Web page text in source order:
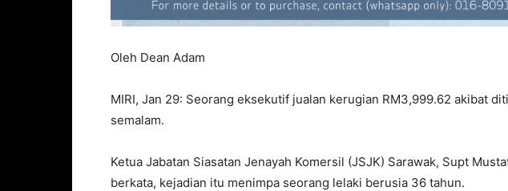
Oleh Dean Adam
MIRI, Jan 29: Seorang eksekutif jualan kerugian RM3,999.62 akibat
semalam.
Ketua Jabatan Siasatan Jenayah Komersil (JSJK) Sarawak, Supt
berkata, kejadian itu menimpa seorang lelaki berusia 36 tahun.